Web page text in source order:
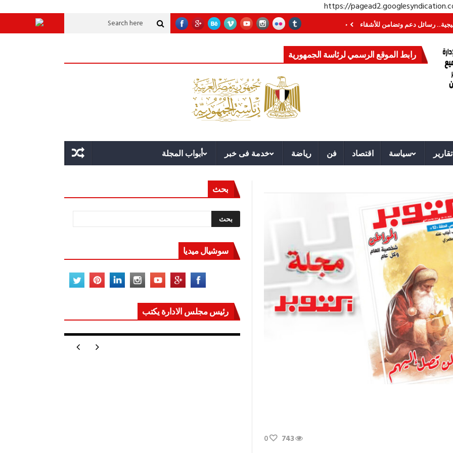
https://
دعم وتضامن للأشقاء جهاز مستقبل مصر نموذجا.. لماذا تُنشئ الدول كيانات تنموية عملاقة؟ قوة الدولة.. عندما يصبح التخطيط خط الدفاع الأول
رابط الموقع الرسمي لرئاسة الجمهورية
تقارير سياسة اقتصاد فن رياضة خدمة فى خبر أبواب المجلة
743
0
بحث
سوشيال ميديا
رئيس مجلس الادارة يكتب
مصر تعيد للعالم اتزانه أكتوبر «النصر» و«المجلة»